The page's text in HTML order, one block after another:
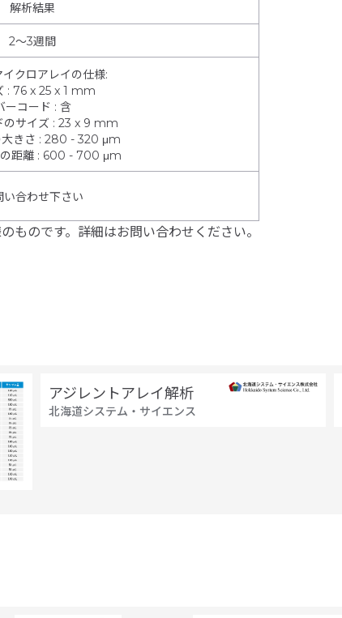
解析結果
2～3週間
クロアレイの仕様:
: 76 x 25 x 1 mm
ーコード : 含
のサイズ : 23 x 9 mm
きさ : 280 - 320 μm
距離 : 600 - 700 μm
い合わせ下さい
ものです。詳細はお問い合わせください。
アジレントアレイ解析
北海道システム・サイエンス